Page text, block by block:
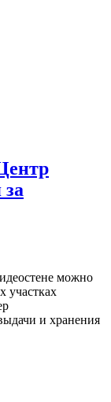
можно
участках
и хранения